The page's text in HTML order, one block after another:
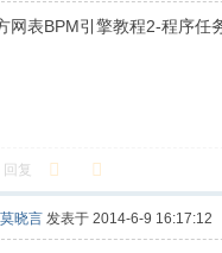
网表BPM引擎教程2-程序任
回复
莫晓言 发表于 2014-6-9 16:17:12